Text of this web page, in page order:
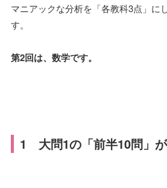
マニアックな分析を「各教科3点」に
す。
第2回は、数学です。
1 大問1の「前半10問」が